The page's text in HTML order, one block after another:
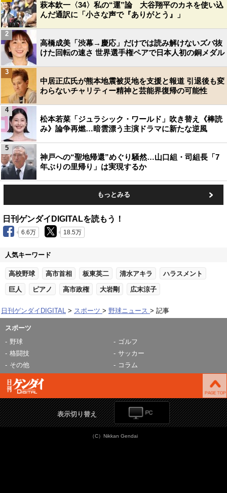
萩本欽一〈34〉私の“運”論 大谷翔平のカネを使い込
んだ通訳に「小さな声で『ありがとう』」
高橋成美「渋幕→慶応」だけでは読み解けないズバ抜
けた回転の速さ 世界選手権ペアで日本人初の銅メダル
2
中居正広氏が熊本地震被災地を支援と報道 引退後も変
わらないチャリティー精神と芸能界復帰の可能性
3
松本若菜「ジュラシック・ワールド」吹き替え《棒読
み》論争再燃…暗雲漂う主演ドラマに新たな逆風
4
神戸への“聖地帰還”めぐり騒然…山口組・司組長「7
年ぶりの里帰り」は実現するか
5
もっとみる
日刊ゲンダイDIGITALを読もう！
6.6万 18.5万
人気キーワード
高校野球 高市首相 板東英二 清水アキラ ハラスメント
巨人 ピアノ 高市政権 大岩剛 広末涼子
日刊ゲンダイDIGITAL スポーツ 野球ニュース 記事
スポーツ
野球
ゴルフ
格闘技
サッカー
その他
コラム
表示切り替え
（C）Nikkan Gendai